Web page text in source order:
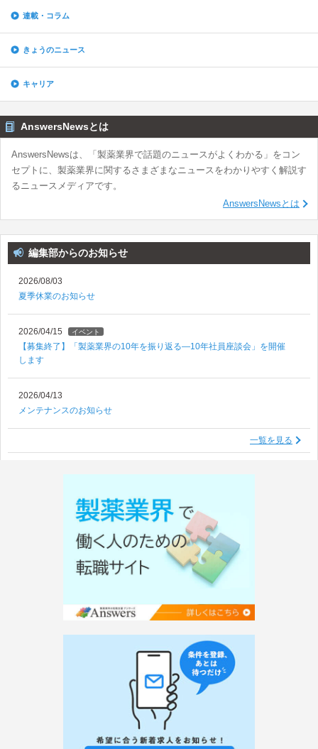
連載・コラム
きょうのニュース
キャリア
AnswersNewsとは
AnswersNewsは、「製薬業界で話題のニュースがよくわかる」をコン
セプトに、製薬業界に関するさまざまなニュースをわかりやすく解説す
るニュースメディアです。
AnswersNewsとは
編集部からのお知らせ
2026/08/03
夏季休業のお知らせ
2026/04/15 イベント
【募集終了】「製薬業界の10年を振り返る―10年社員座談会」を開催
します
2026/04/13
メンテナンスのお知らせ
一覧を見る